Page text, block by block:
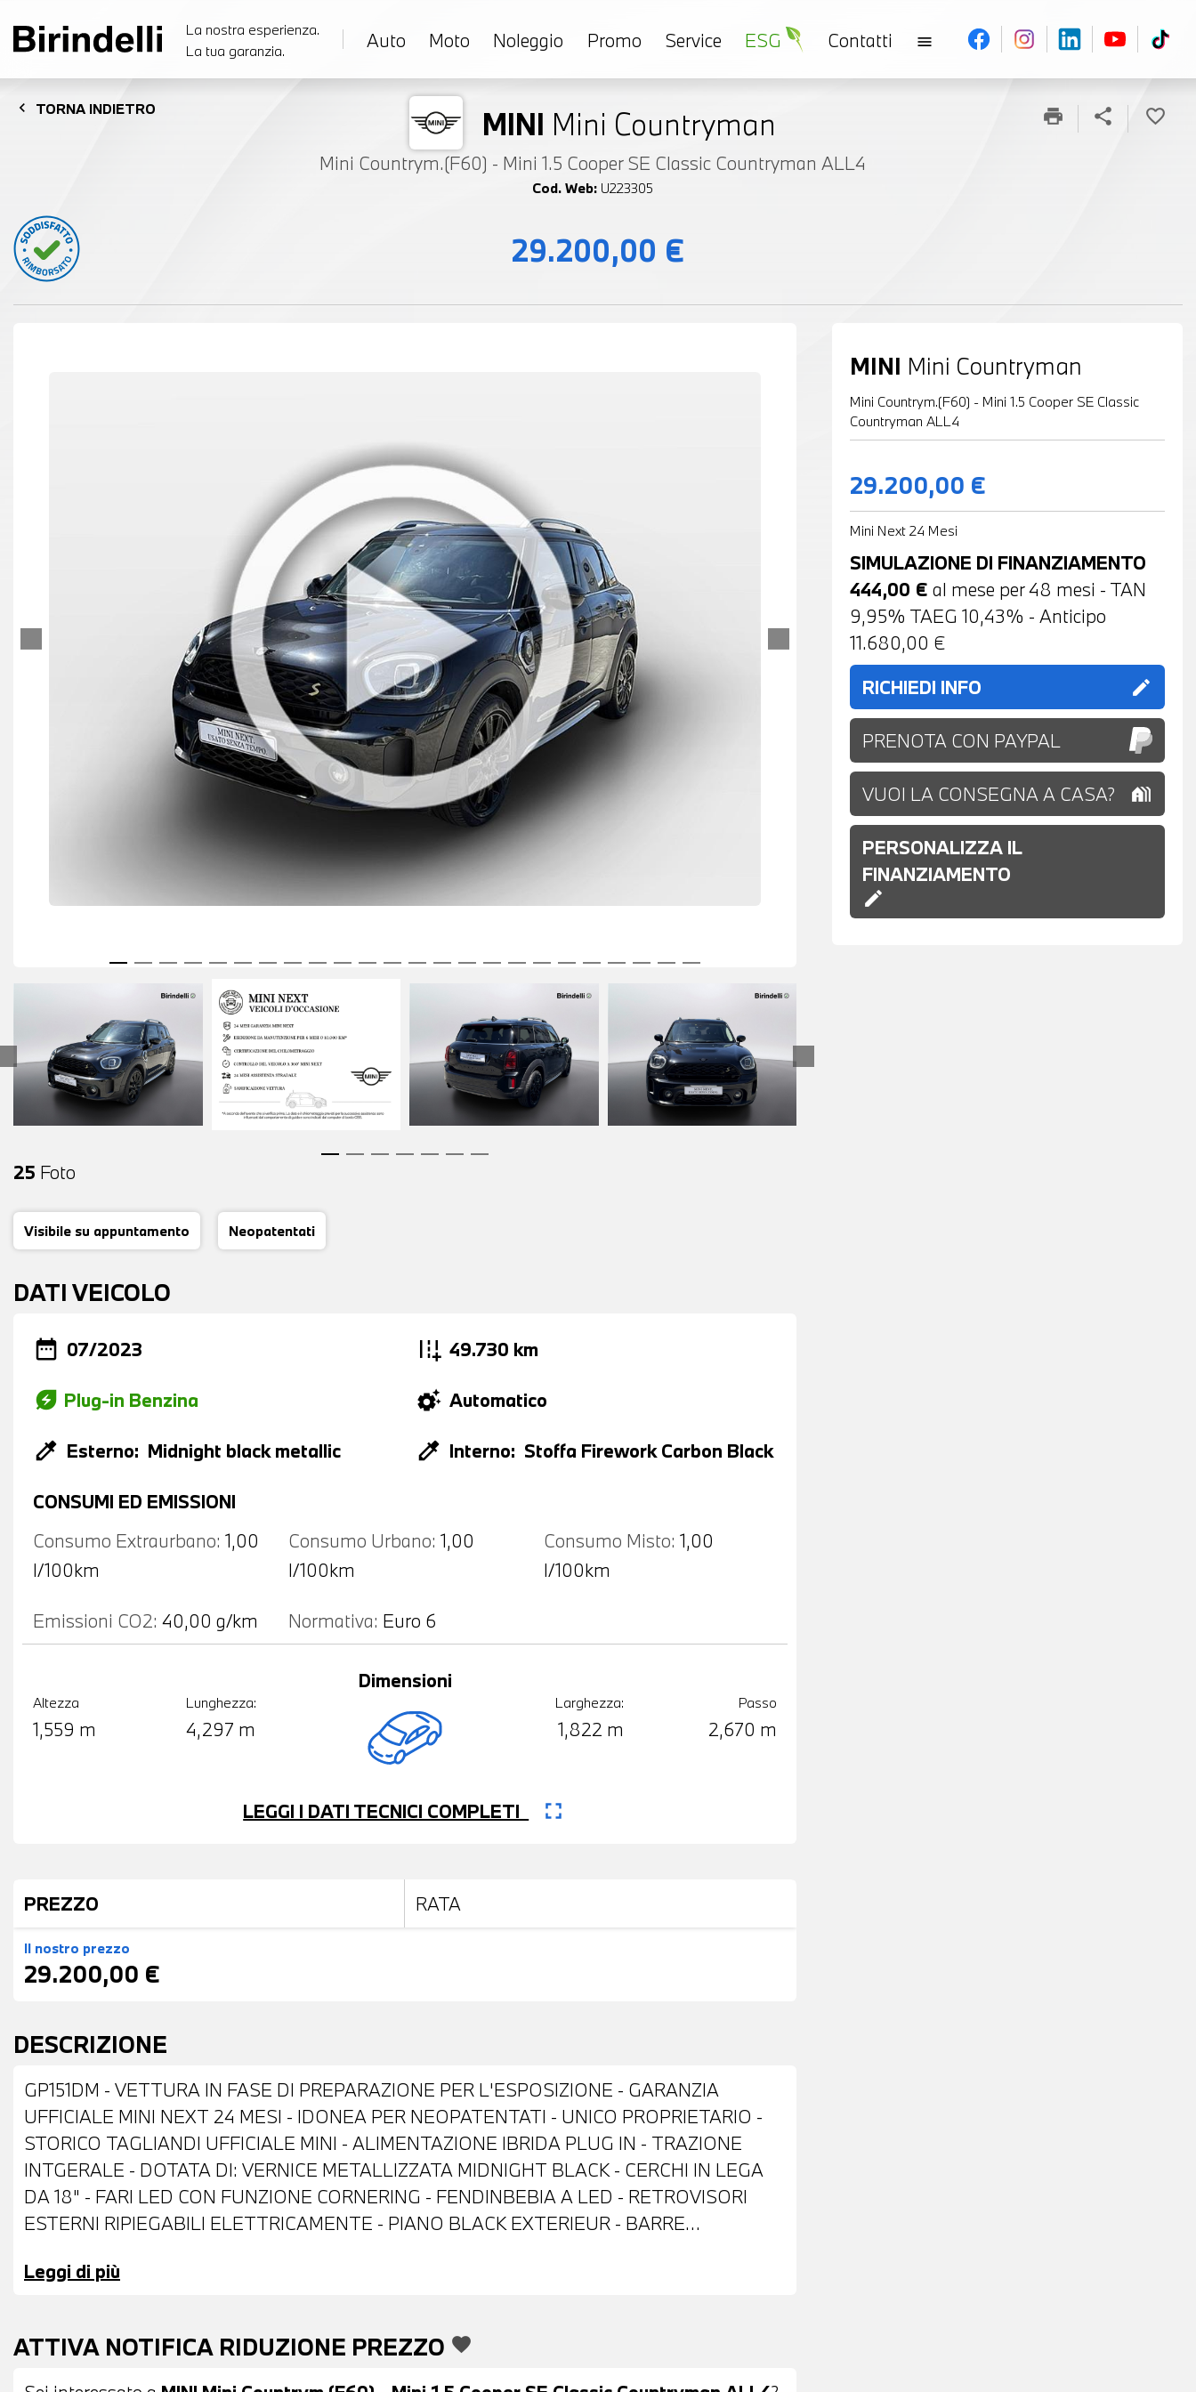
La nostra esperienza.
La tua garanzia.
Auto Moto Noleggio Promo Service ESG Contatti menu
chevron_left TORNA INDIETRO MINI Mini Countryman
Mini Countrym.(F60) - Mini 1.5 Cooper SE Classic Countryman ALL4
Cod. Web: U223305
print share favorite_border
29.200,00 €
25 Foto
Visibile su appuntamento Neopatentati
DATI VEICOLO
date_range 07/2023 add_road49.730 km
energy_savings_leaf Plug-in Benzina settings_suggestAutomatico
colorize Esterno: Midnight black metallic colorize Interno: Stoffa Firework Carbon Black
CONSUMI ED EMISSIONI
Consumo Extraurbano: 1,00
l/100km
Consumo Urbano: 1,00
l/100km
Consumo Misto: 1,00
l/100km
Emissioni CO2: 40,00 g/km Normativa: Euro 6
Altezza
1,559 m
Lunghezza:
4,297 m
Dimensioni
Larghezza:
1,822 m
Passo
2,670 m
LEGGI I DATI TECNICI COMPLETI fullscreen
PREZZO RATA
Il nostro prezzo
29.200,00 €
DESCRIZIONE
GP151DM - VETTURA IN FASE DI PREPARAZIONE PER L'ESPOSIZIONE - GARANZIA
UFFICIALE MINI NEXT 24 MESI - IDONEA PER NEOPATENTATI - UNICO PROPRIETARIO -
STORICO TAGLIANDI UFFICIALE MINI - ALIMENTAZIONE IBRIDA PLUG IN - TRAZIONE
INTGERALE - DOTATA DI: VERNICE METALLIZZATA MIDNIGHT BLACK - CERCHI IN LEGA
DA 18" - FARI LED CON FUNZIONE CORNERING - FENDINBEBIA A LED - RETROVISORI
ESTERNI RIPIEGABILI ELETTRICAMENTE - PIANO BLACK EXTERIEUR - BARRE
PARCHEGGIO POSTERIORI - TELECAMERA POSTERIORE - PORTELLONE POSTERIORE
VOLANTE SPORTIVO IN PELLE CON COMANDI MULTIFUNZIONE - CRUISE CONTROL
ADATTIVO - CAMBIO AUTOMATICO - DRIVING ASSISTANT - MINI DRIVING MODES -
NAVIGATORE - BLUETOOTH - USB - RADIO DIGITALE DAB - SISTEMA DI RICARICA
Leggi di più
ATTIVA NOTIFICA RIDUZIONE PREZZO favorite
MINI Mini Countryman
Mini Countrym.(F60) - Mini 1.5 Cooper SE Classic
Countryman ALL4
29.200,00 €
Mini Next 24 Mesi
SIMULAZIONE DI FINANZIAMENTO
444,00 € al mese per48 mesi - TAN
9,95% TAEG 10,43% - Anticipo
11.680,00 €
RICHIEDI INFO
edit
PRENOTA CON PAYPAL
VUOI LA CONSEGNA A CASA? holiday_village
PERSONALIZZA IL
FINANZIAMENTO
edit